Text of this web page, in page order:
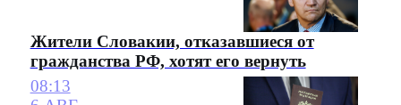
Жители Словакии, отказавшиеся от
гражданства РФ, хотят его вернуть
08:13